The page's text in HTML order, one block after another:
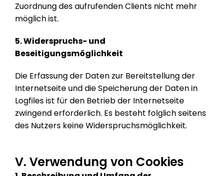
Zuordnung des aufrufenden Clients nicht mehr
möglich ist.
5. Widerspruchs- und
Beseitigungsmöglichkeit
Die Erfassung der Daten zur Bereitstellung der
Internetseite und die Speicherung der Daten in
Logfiles ist für den Betrieb der Internetseite
zwingend erforderlich. Es besteht folglich seitens
des Nutzers keine Widerspruchsmöglichkeit.
V. Verwendung von Cookies